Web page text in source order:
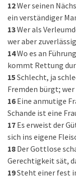
12Wer seinen
ein verständiger
13Wer als
wer aber
14Wo es an
kommt Rettung
15Schlecht, ja
Fremden bürgt;
16 Eine anmutige
Schande ist eine
17 Es erweist der
sich ins eigene
18 Der Gottlose
Gerechtigkeit sät,
19Steht einer fest